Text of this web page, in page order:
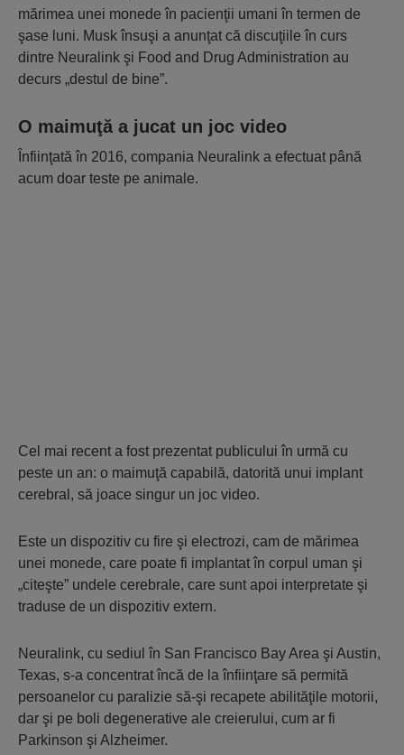
mărimea unei monede în pacienţii umani în termen de
şase luni. Musk însuşi a anunţat că discuţiile în curs
dintre Neuralink şi Food and Drug Administration au
decurs „destul de bine”.
O maimuţă a jucat un joc video
Înfiinţată în 2016, compania Neuralink a efectuat până
acum doar teste pe animale.
Cel mai recent a fost prezentat publicului în urmă cu
peste un an: o maimuţă capabilă, datorită unui implant
cerebral, să joace singur un joc video.
Este un dispozitiv cu fire şi electrozi, cam de mărimea
unei monede, care poate fi implantat în corpul uman şi
„citeşte” undele cerebrale, care sunt apoi interpretate şi
traduse de un dispozitiv extern.
Neuralink, cu sediul în San Francisco Bay Area şi Austin,
Texas, s-a concentrat încă de la înfiinţare să permită
persoanelor cu paralizie să-şi recapete abilităţile motorii,
dar şi pe boli degenerative ale creierului, cum ar fi
Parkinson şi Alzheimer.